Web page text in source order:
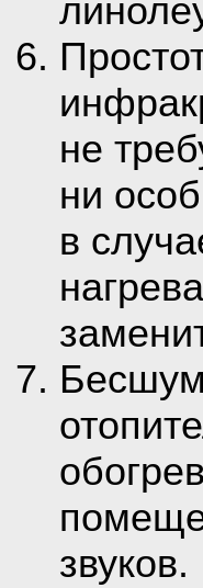
не
ни
в
звуков.